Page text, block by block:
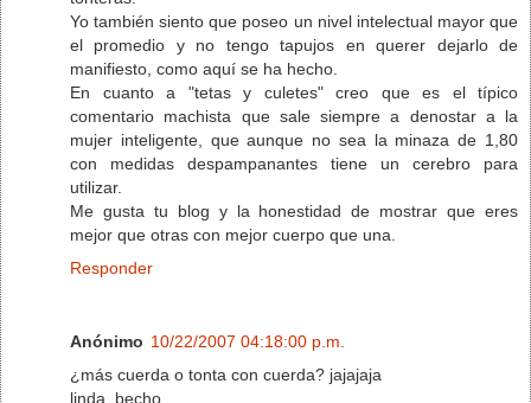
Yo también siento que poseo un nivel intelectual mayor que
el promedio y no tengo tapujos en querer dejarlo de
manifiesto, como aquí se ha hecho.
En cuanto a "tetas y culetes" creo que es el típico
comentario machista que sale siempre a denostar a la
mujer inteligente, que aunque no sea la minaza de 1,80
con medidas despampanantes tiene un cerebro para
utilizar.
Me gusta tu blog y la honestidad de mostrar que eres
mejor que otras con mejor cuerpo que una.
Responder
Anónimo 10/22/2007 04:18:00 p.m.
¿más cuerda o tonta con cuerda? jajajaja
linda, becho